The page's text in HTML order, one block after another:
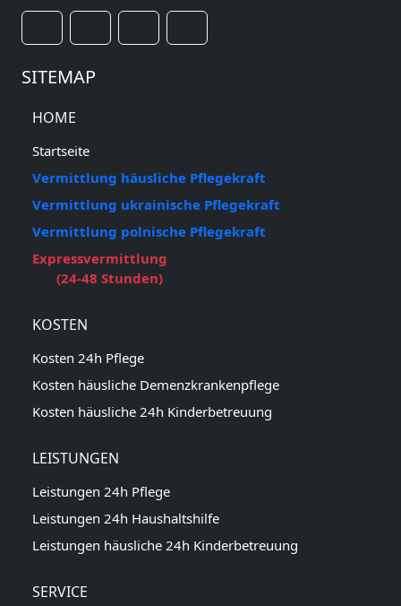
SITEMAP
HOME
Startseite
Vermittlung häusliche Pflegekraft
Vermittlung ukrainische Pflegekraft
Vermittlung polnische Pflegekraft
Expressvermittlung
(24-48 Stunden)
KOSTEN
Kosten 24h Pflege
Kosten häusliche Demenzkrankenpflege
Kosten häusliche 24h Kinderbetreuung
LEISTUNGEN
Leistungen 24h Pflege
Leistungen 24h Haushaltshilfe
Leistungen häusliche 24h Kinderbetreuung
SERVICE